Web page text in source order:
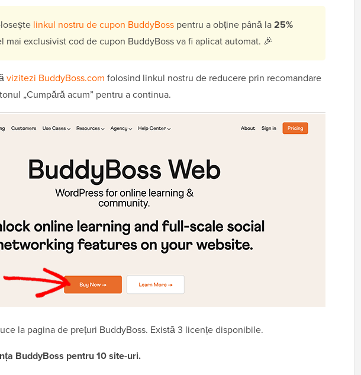
linkul nostru de cupon BuddyBoss pentru a obține până la25%
mai exclusivist cod de cupon BuddyBoss va fi aplicat automat. 🎉
vizitezi BuddyBoss.com folosind linkul nostru de reducere prin recomandare
„Cumpără acum” pentru a continua.
la pagina de prețuri BuddyBoss. Există 3 licențe disponibile.
BuddyBoss pentru 10 site-uri.